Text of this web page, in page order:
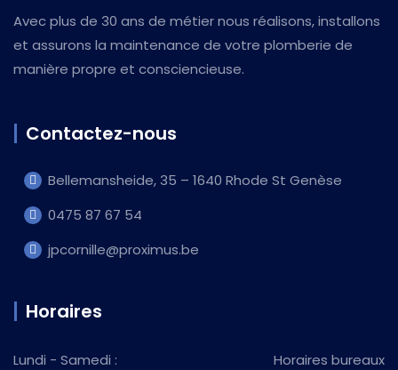
Avec plus de 30 ans de métier nous réalisons, installons
et assurons la maintenance de votre plomberie de
manière propre et consciencieuse.
Contactez-nous
Bellemansheide, 35 – 1640 Rhode St Genèse
0475 87 67 54
jpcornille@proximus.be
Horaires
Lundi - Samedi : Horaires bureaux